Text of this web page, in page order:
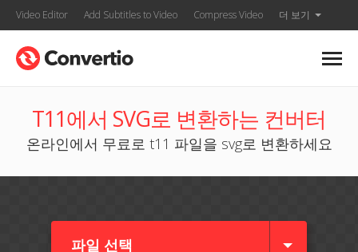
Video Editor Add Subtitles to Video Compress Video 더 보기
T11에서 SVG로 변환하는 컨버터
온라인에서 무료로 t11 파일을 svg로 변환하세요
파일 선택